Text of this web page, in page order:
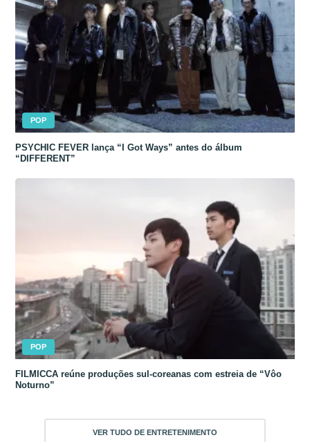
POP
PSYCHIC FEVER lança “I Got Ways” antes do álbum
“DIFFERENT”
POP
FILMICCA reúne produções sul-coreanas com estreia de “Vôo
Noturno”
VER TUDO DE ENTRETENIMENTO